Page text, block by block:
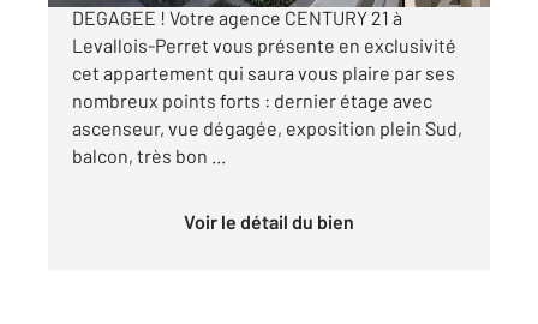
DEGAGEE ! Votre agence CENTURY 21 à
Levallois-Perret vous présente en exclusivité
cet appartement qui saura vous plaire par ses
nombreux points forts : dernier étage avec
ascenseur, vue dégagée, exposition plein Sud,
balcon, très bon ...
Voir le détail du bien